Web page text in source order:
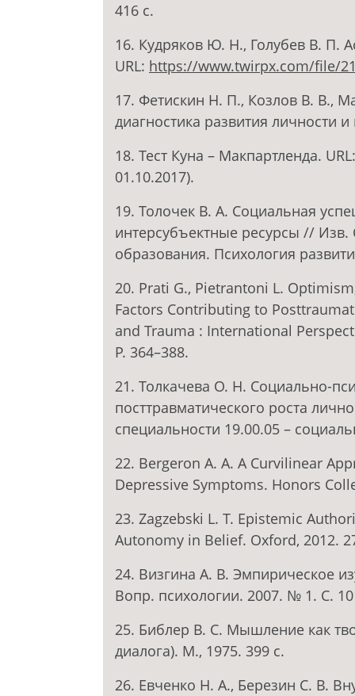
416 с.
16. Кудряков Ю. Н., Голубев В. П.
URL: https://www.twirpx.com/file/
17. Фетискин Н. П., Козлов В. В.,
диагностика развития личности
18. Тест Куна – Макпартленда.
01.10.2017).
19. Толочек В. А. Социальная
интерсубъектные ресурсы // Изв.
образования. Психология
20. Prati G., Pietrantoni L.
Factors Contributing to
and Trauma : International
P. 364–388.
21. Толкачева О. Н. Социально-
посттравматического роста
специальности 19.00.05 –
22. Bergeron A. A. A Curvilinear
Depressive Symptoms. Honors
23. Zagzebski L. T. Epistemic
Autonomy in Belief. Oxford, 2012.
24. Визгина А. В. Эмпирическое
Вопр. психологии. 2007. № 1. С.
25. Библер В. С. Мышление как
диалога). М., 1975. 399 с.
26. Евченко Н. А., Березин С. В.